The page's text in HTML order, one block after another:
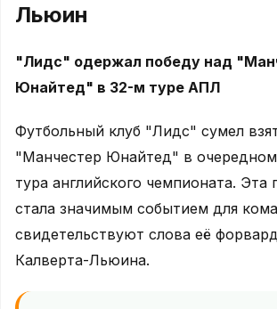
Льюин
"Лидс" одержал победу над
Юнайтед" в 32-м туре АПЛ
Футбольный клуб "Лидс" сумел
"Манчестер Юнайтед" в очередном
тура английского чемпионата. Эта
стала значимым событием для
свидетельствуют слова её
Калверта-Льюина.